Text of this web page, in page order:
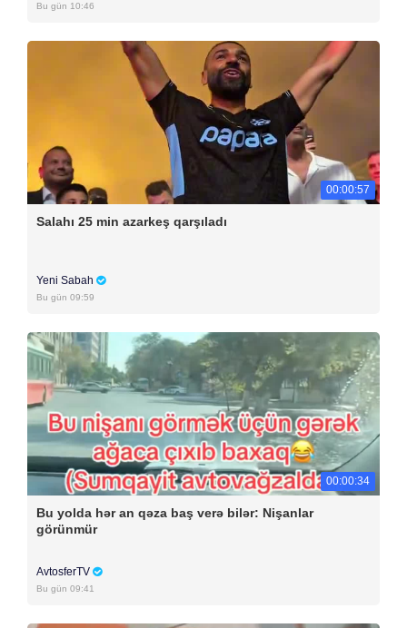
Bu gün 10:46
00:00:57
Salahı 25 min azarkeş qarşıladı
Yeni Sabah
Bu gün 09:59
00:00:34
Bu yolda hər an qəza baş verə bilər: Nişanlar
görünmür
AvtosferTV
Bu gün 09:41